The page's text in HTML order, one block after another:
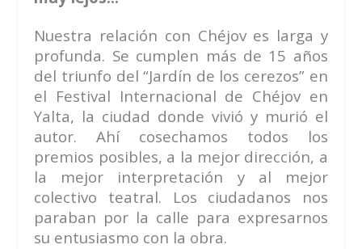
Nuestra relación con Chéjov es larga y
profunda. Se cumplen más de 15 años
del triunfo del “Jardín de los cerezos” en
el Festival Internacional de Chéjov en
Yalta, la ciudad donde vivió y murió el
autor. Ahí cosechamos todos los
premios posibles, a la mejor dirección, a
la mejor interpretación y al mejor
colectivo teatral. Los ciudadanos nos
paraban por la calle para expresarnos
su entusiasmo con la obra.